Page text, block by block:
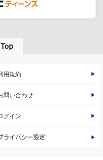
用規約
問い合わせ
グイン
ライバシー設定